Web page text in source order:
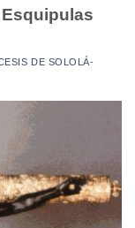
DE SOLOLÁ-